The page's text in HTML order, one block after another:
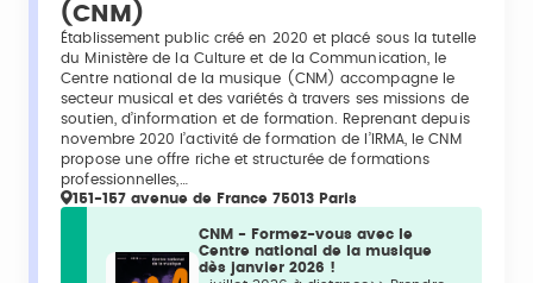
(CNM)
Établissement public créé en 2020 et placé sous la tutelle
du Ministère de la Culture et de la Communication, le
Centre national de la musique (CNM) accompagne le
secteur musical et des variétés à travers ses missions de
soutien, d’information et de formation. Reprenant depuis
novembre 2020 l’activité de formation de l’IRMA, le CNM
propose une offre riche et structurée de formations
professionnelles,…
151-157 avenue de France 75013 Paris
CNM - Formez-vous avec le
Centre national de la musique
dès janvier 2026 !